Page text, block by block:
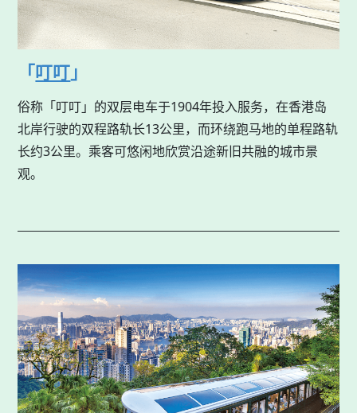
「叮叮 」
俗称「叮叮」的双层电车于1904年投入服务，在香港岛
北岸行驶的双程路轨长13公里，而环绕跑马地的单程路轨
长约3公里。乘客可悠闲地欣赏沿途新旧共融的城市景
观。